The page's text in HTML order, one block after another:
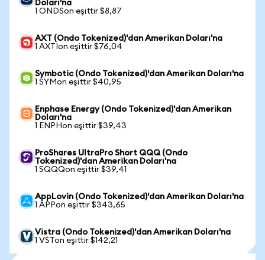
Doları'na
1 ONDSon eşittir $8,87
AXT (Ondo Tokenized)'dan Amerikan Doları'na
1 AXTIon eşittir $76,04
Symbotic (Ondo Tokenized)'dan Amerikan Doları'na
1 SYMon eşittir $40,95
Enphase Energy (Ondo Tokenized)'dan Amerikan
Doları'na
1 ENPHon eşittir $39,43
ProShares UltraPro Short QQQ (Ondo
Tokenized)'dan Amerikan Doları'na
1 SQQQon eşittir $39,41
AppLovin (Ondo Tokenized)'dan Amerikan Doları'na
1 APPon eşittir $343,65
Vistra (Ondo Tokenized)'dan Amerikan Doları'na
1 VSTon eşittir $142,21